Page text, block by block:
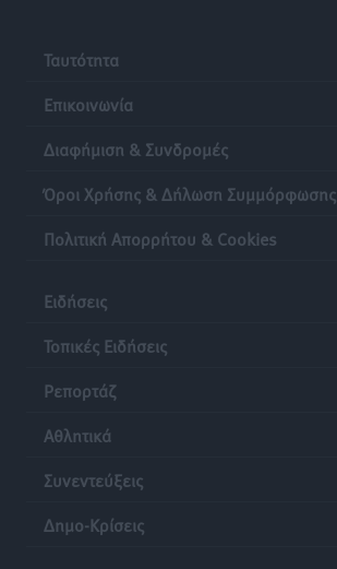
Ταυτότητα
Επικοινωνία
Διαφήμιση & Συνδρομές
Όροι Χρήσης & Δήλωση Συμμόρφωσης
Πολιτική Απορρήτου & Cookies
Ειδήσεις
Τοπικές Ειδήσεις
Ρεπορτάζ
Αθλητικά
Συνεντεύξεις
Δημο-Κρίσεις